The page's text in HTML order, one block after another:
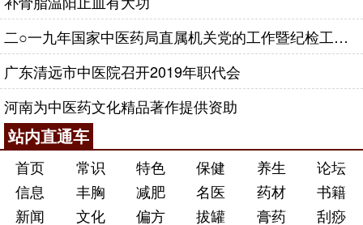
二○一九年国家中医药局直属机关党的工作暨纪检工作会议召开
广东清远市中医院召开2019年职代会
河南为中医药文化精品著作提供资助
站内直通车
首页 常识 特色 保健 养生
论坛
信息
丰胸 减肥 名医 药材
书籍
新闻
文化 偏方 拔罐 膏药 刮痧